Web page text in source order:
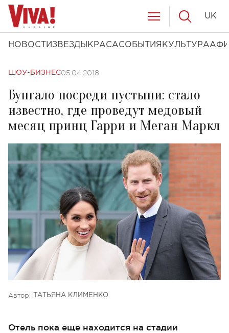
НОВОСТИ ЗВЕЗДЫ КРАСАСОБЫТИЯ КУЛЬТУРА
UK
ШОУ-БИЗНЕС05.04.2018
Бунгало посреди пустыни: стало
известно, где проведут медовый
месяц принц Гарри и Меган Маркл
Автор: ТАТЬЯНА КЛИМЕНКО
Отель пока еще находится на стадии